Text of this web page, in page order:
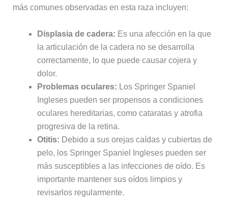
más comunes observadas en esta raza incluyen:
Displasia de cadera: Es una afección en la que
la articulación de la cadera no se desarrolla
correctamente, lo que puede causar cojera y
dolor.
Problemas oculares: Los Springer Spaniel
Ingleses pueden ser propensos a condiciones
oculares hereditarias, como cataratas y atrofia
progresiva de la retina.
Otitis: Debido a sus orejas caídas y cubiertas de
pelo, los Springer Spaniel Ingleses pueden ser
más susceptibles a las infecciones de oído. Es
importante mantener sus oídos limpios y
revisarlos regularmente.